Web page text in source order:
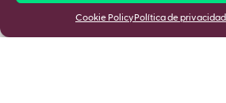
Cookie Policy Política de privacidad